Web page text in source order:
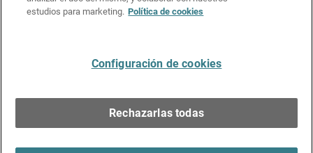
Kit de medios y marca
estudios para marketing. Política de cookies
Configuración de cookies
Rechazarlas todas